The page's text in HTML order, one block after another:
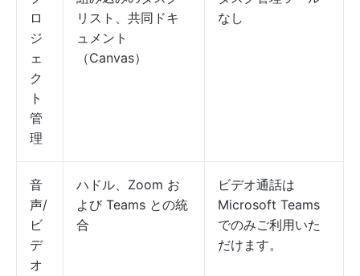
ロ
ジ
ェ
ク
ト
管
理
リスト、共同ドキ
ュメント
（Canvas）
なし
音
声/
ビ
デ
オ
ハドル、Zoom お
よび Teams との統
合
ビデオ通話は
Microsoft Teams
でのみご利用いた
だけます。